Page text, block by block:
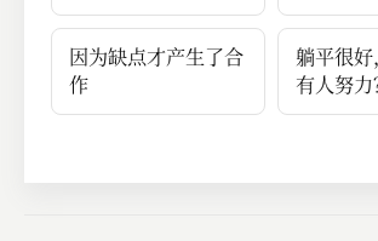
因为缺点才产生了合
作
躺平很
有人努力